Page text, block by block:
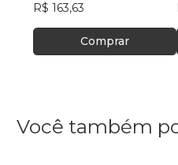
R$ 163,63
Comprar
Você também